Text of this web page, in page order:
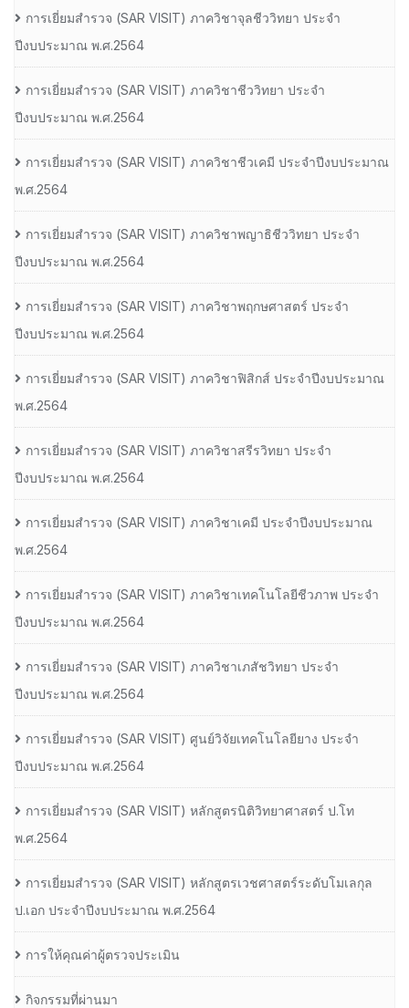
การเยี่ยมสํารวจ (SAR VISIT) ภาควิชาจุลชีววิทยา ประจํา
ปีงบประมาณ พ.ศ.2564
การเยี่ยมสํารวจ (SAR VISIT) ภาควิชาชีววิทยา ประจํา
ปีงบประมาณ พ.ศ.2564
การเยี่ยมสํารวจ (SAR VISIT) ภาควิชาชีวเคมี ประจําปีงบประมาณ
พ.ศ.2564
การเยี่ยมสํารวจ (SAR VISIT) ภาควิชาพญาธิชีววิทยา ประจํา
ปีงบประมาณ พ.ศ.2564
การเยี่ยมสํารวจ (SAR VISIT) ภาควิชาพฤกษศาสตร์ ประจํา
ปีงบประมาณ พ.ศ.2564
การเยี่ยมสํารวจ (SAR VISIT) ภาควิชาฟิสิกส์ ประจําปีงบประมาณ
พ.ศ.2564
การเยี่ยมสํารวจ (SAR VISIT) ภาควิชาสรีรวิทยา ประจํา
ปีงบประมาณ พ.ศ.2564
การเยี่ยมสํารวจ (SAR VISIT) ภาควิชาเคมี ประจําปีงบประมาณ
พ.ศ.2564
การเยี่ยมสํารวจ (SAR VISIT) ภาควิชาเทคโนโลยีชีวภาพ ประจํา
ปีงบประมาณ พ.ศ.2564
การเยี่ยมสํารวจ (SAR VISIT) ภาควิชาเภสัชวิทยา ประจํา
ปีงบประมาณ พ.ศ.2564
การเยี่ยมสํารวจ (SAR VISIT) ศูนย์วิจัยเทคโนโลยียาง ประจํา
ปีงบประมาณ พ.ศ.2564
การเยี่ยมสํารวจ (SAR VISIT) หลักสูตรนิติวิทยาศาสตร์ ป.โท
พ.ศ.2564
การเยี่ยมสํารวจ (SAR VISIT) หลักสูตรเวชศาสตร์ระดับโมเลกุล
ป.เอก ประจําปีงบประมาณ พ.ศ.2564
การให้คุณค่าผู้ตรวจประเมิน
กิจกรรมที่ผ่านมา